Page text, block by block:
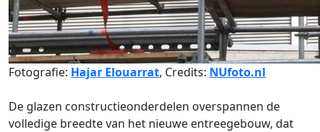
Fotografie: Hajar Elouarrat, Credits: NUfoto.nl
De glazen constructieonderdelen overspannen de
volledige breedte van het nieuwe entreegebouw, dat